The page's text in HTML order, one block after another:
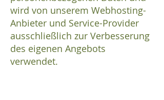
wird von unserem Webhosting-
Anbieter und Service-Provider
ausschließlich zur Verbesserung
des eigenen Angebots
verwendet.